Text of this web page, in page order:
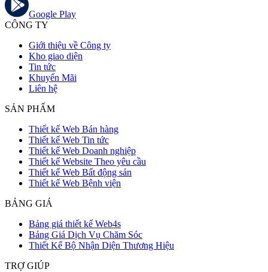
Google Play
CÔNG TY
Giới thiệu về Công ty
Kho giao diện
Tin tức
Khuyến Mãi
Liên hệ
SẢN PHẨM
Thiết kế Web Bán hàng
Thiết kế Web Tin tức
Thiết kế Web Doanh nghiệp
Thiết kế Website Theo yêu cầu
Thiết kế Web Bất động sản
Thiết kế Web Bệnh viện
BẢNG GIÁ
Bảng giá thiết kế Web4s
Bảng Giá Dịch Vụ Chăm Sóc
Thiết Kế Bộ Nhận Diện Thương Hiệu
TRỢ GIÚP